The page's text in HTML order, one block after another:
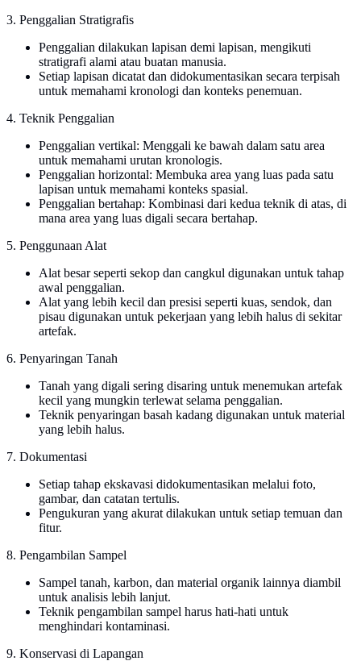
3. Penggalian Stratigrafis
Penggalian dilakukan lapisan demi lapisan, mengikuti
stratigrafi alami atau buatan manusia.
Setiap lapisan dicatat dan didokumentasikan secara terpisah
untuk memahami kronologi dan konteks penemuan.
4. Teknik Penggalian
Penggalian vertikal: Menggali ke bawah dalam satu area
untuk memahami urutan kronologis.
Penggalian horizontal: Membuka area yang luas pada satu
lapisan untuk memahami konteks spasial.
Penggalian bertahap: Kombinasi dari kedua teknik di atas, di
mana area yang luas digali secara bertahap.
5. Penggunaan Alat
Alat besar seperti sekop dan cangkul digunakan untuk tahap
awal penggalian.
Alat yang lebih kecil dan presisi seperti kuas, sendok, dan
pisau digunakan untuk pekerjaan yang lebih halus di sekitar
artefak.
6. Penyaringan Tanah
Tanah yang digali sering disaring untuk menemukan artefak
kecil yang mungkin terlewat selama penggalian.
Teknik penyaringan basah kadang digunakan untuk material
yang lebih halus.
7. Dokumentasi
Setiap tahap ekskavasi didokumentasikan melalui foto,
gambar, dan catatan tertulis.
Pengukuran yang akurat dilakukan untuk setiap temuan dan
fitur.
8. Pengambilan Sampel
Sampel tanah, karbon, dan material organik lainnya diambil
untuk analisis lebih lanjut.
Teknik pengambilan sampel harus hati-hati untuk
menghindari kontaminasi.
9. Konservasi di Lapangan